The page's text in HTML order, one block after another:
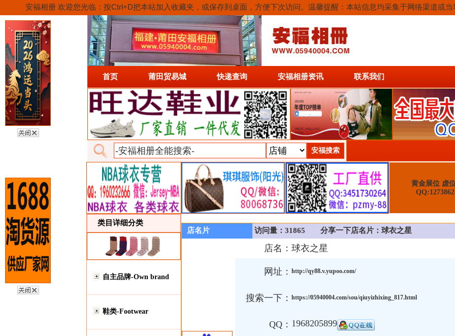
安福相册 欢迎您光临：按Ctrl+D把本站加入收藏夹，或保存到桌面，方便下次访问。温馨提醒：本站信息均采集于网络渠道或
首页 莆田贸易城 快递查询 安福相册资讯 联系我们
类目详细分类
自主品牌-Own brand
鞋类-Footwear
黄金展位 虚
店名片 访问量：31865 分享一下店名片：球衣之星
店名： 球衣之星
网址： http://qy88.v.yupoo.com/
搜索一下： https://05940004.com/sou/qiuyizhixing_817.html
QQ： 1968205899